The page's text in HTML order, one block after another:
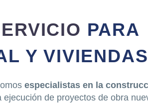
PARA
Y VIVIENDAS
especialistas en la
de proyectos de obra